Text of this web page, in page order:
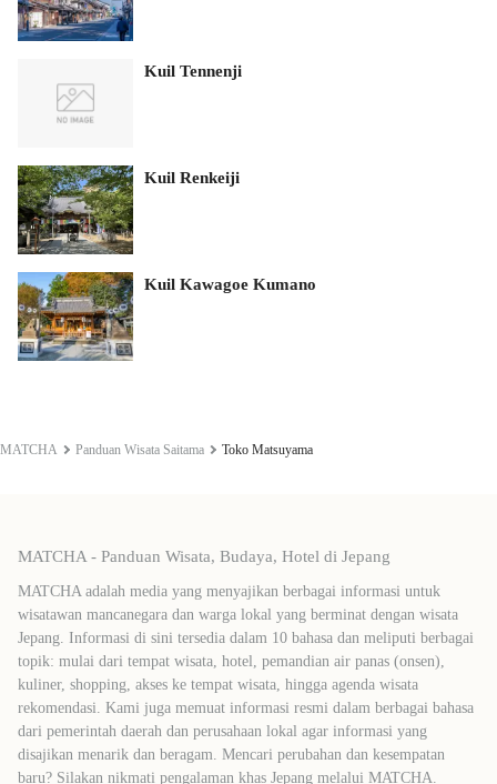
Kuil Tennenji
Kuil Renkeiji
Kuil Kawagoe Kumano
MATCHA Panduan Wisata Saitama Toko Matsuyama
MATCHA - Panduan Wisata, Budaya, Hotel di Jepang
MATCHA adalah media yang menyajikan berbagai informasi untuk
wisatawan mancanegara dan warga lokal yang berminat dengan wisata
Jepang. Informasi di sini tersedia dalam 10 bahasa dan meliputi berbagai
topik: mulai dari tempat wisata, hotel, pemandian air panas (onsen),
kuliner, shopping, akses ke tempat wisata, hingga agenda wisata
rekomendasi. Kami juga memuat informasi resmi dalam berbagai bahasa
dari pemerintah daerah dan perusahaan lokal agar informasi yang
disajikan menarik dan beragam. Mencari perubahan dan kesempatan
baru? Silakan nikmati pengalaman khas Jepang melalui MATCHA.